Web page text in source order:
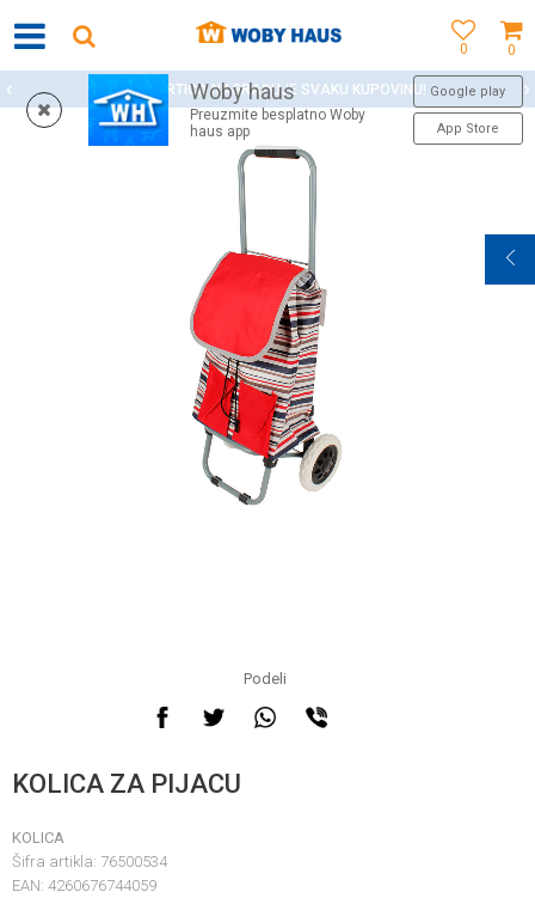
0
0
Woby haus
Preuzmite besplatno Woby
haus app
Google play
App Store
WOBY KARTICA NAGRAĐUJE SVAKU KUPOVINU!
Podeli
KOLICA ZA PIJACU
KOLICA
Šifra artikla: 76500534
EAN: 4260676744059